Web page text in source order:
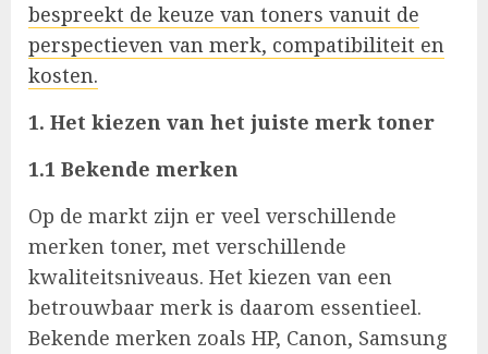
bespreekt de keuze van toners vanuit de
perspectieven van merk, compatibiliteit en
kosten.
1. Het kiezen van het juiste merk toner
1.1 Bekende merken
Op de markt zijn er veel verschillende
merken toner, met verschillende
kwaliteitsniveaus. Het kiezen van een
betrouwbaar merk is daarom essentieel.
Bekende merken zoals HP, Canon, Samsung